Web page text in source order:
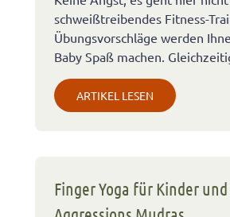
schweißtreibendes Fitness-
Übungsvorschläge werden
Baby Spaß machen.
ARTIKEL LESEN
Finger Yoga für Kinder